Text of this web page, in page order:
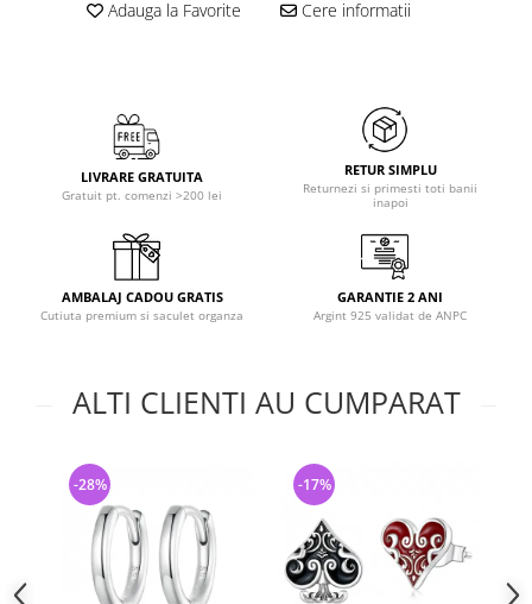
Adauga la Favorite Cere informatii
LIVRARE GRATUITA
Gratuit pt. comenzi >200 lei
RETUR SIMPLU
Returnezi si primesti toti banii
inapoi
AMBALAJ CADOU GRATIS
Cutiuta premium si saculet organza
GARANTIE 2 ANI
Argint 925 validat de ANPC
ALTI CLIENTI AU CUMPARAT
-28% -17%